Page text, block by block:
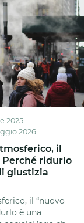
2025
2026
il
Perché ridurlo
giustizia
il “nuovo
è una